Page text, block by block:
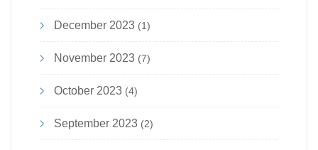
December 2023 (1)
November 2023 (7)
October 2023 (4)
September 2023 (2)